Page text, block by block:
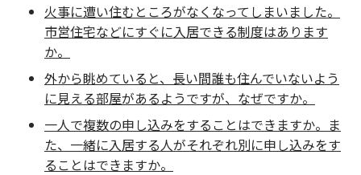
火事に遭い住むところがなくなってしまいました。
市営住宅などにすぐに入居できる制度はあります
か。
外から眺めていると、長い間誰も住んでいないよう
に見える部屋があるようですが、なぜですか。
一人で複数の申し込みをすることはできますか。ま
た、一緒に入居する人がそれぞれ別に申し込みをす
ることはできますか。